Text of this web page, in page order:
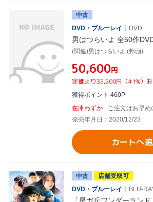
中古
DVD・ブルーレイ
DVD
男はつらいよ 全50作
(関連)男はつらいよ,(邦画)
¥50,600円
定価より35,200円（41%）
獲得ポイント 460P
在庫わずか
ご注文はお早め
発売年月日：2020/12/23
カートへ
中古
店舗受取可
DVD・ブルーレイ
BLU-
「星ガ丘ワンダーラン